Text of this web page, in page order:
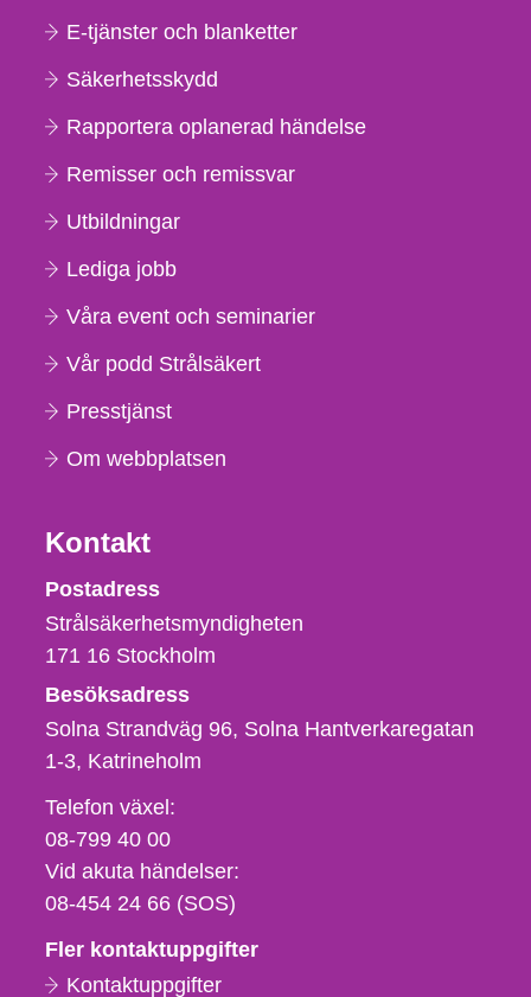
E-tjänster och blanketter
Säkerhetsskydd
Rapportera oplanerad händelse
Remisser och remissvar
Utbildningar
Lediga jobb
Våra event och seminarier
Vår podd Strålsäkert
Presstjänst
Om webbplatsen
Kontakt
Strålsäkerhetsmyndigheten
Postadress
Strålsäkerhetsmyndigheten
171 16 Stockholm
Besöksadress
Solna Strandväg 96, Solna Hantverkaregatan
1-3 Katrineholm
Telefon,
fax
och
e-
Telefon växel:
08-799 40 00
Vid akuta händelser:
08-454 24 66 (SOS)
Fler kontaktuppgifter
Kontaktuppgifter